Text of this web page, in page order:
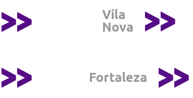
>>
Vila
Nova
>>
>> Fortaleza >>